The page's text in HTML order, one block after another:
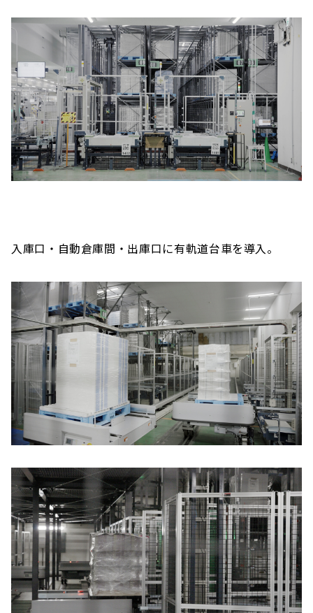
入庫口・自動倉庫間・出庫口に有軌道台車を導入。